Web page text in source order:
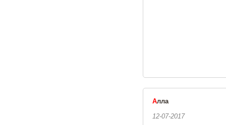
Алла
12-07-2017